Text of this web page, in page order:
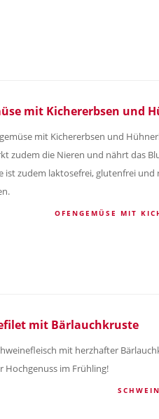
mit Kichererbsen und
mit Kichererbsen und
zudem die Nieren und nährt das
ist zudem laktosefrei, glutenfrei und
OFENGEMÜSE MIT
mit Bärlauchkruste
mit herzhafter
Hochgenuss im Frühling!